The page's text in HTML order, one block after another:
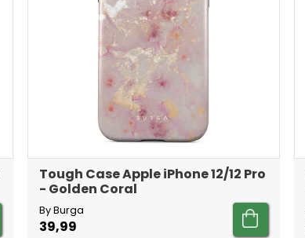
Tough Case Apple iPhone 12/12 Pro
- Golden Coral
By Burga
39,99